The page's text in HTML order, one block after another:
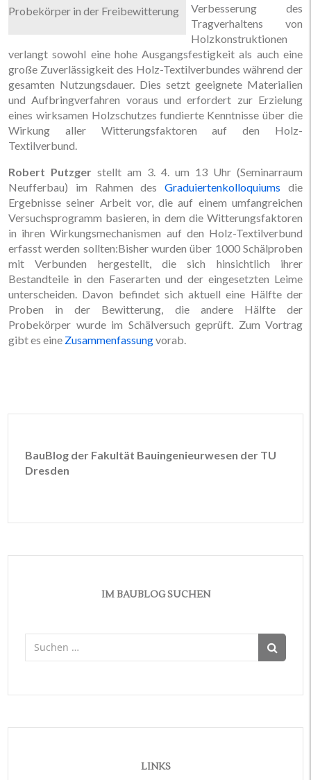
Probekörper in der Freibewitterung
Verbesserung des
Tragverhaltens von
Holzkonstruktionen
verlangt sowohl eine hohe Ausgangsfestigkeit als auch eine
große Zuverlässigkeit des Holz-Textilverbundes während der
gesamten Nutzungsdauer. Dies setzt geeignete Materialien
und Aufbringverfahren voraus und erfordert zur Erzielung
eines wirksamen Holzschutzes fundierte Kenntnisse über die
Wirkung aller Witterungsfaktoren auf den Holz-
Textilverbund.
Robert Putzger stellt am 3. 4. um 13 Uhr (Seminarraum
Neufferbau) im Rahmen desGraduiertenkolloquiums die
Ergebnisse seiner Arbeit vor, die auf einem umfangreichen
Versuchsprogramm basieren, in dem die Witterungsfaktoren
in ihren Wirkungsmechanismen auf den Holz-Textilverbund
erfasst werden sollten:Bisher wurden über 1000 Schälproben
mit Verbunden hergestellt, die sich hinsichtlich ihrer
Bestandteile in den Faserarten und der eingesetzten Leime
unterscheiden. Davon befindet sich aktuell eine Hälfte der
Proben in der Bewitterung, die andere Hälfte der
Probekörper wurde im Schälversuch geprüft. Zum Vortrag
gibt es eine Zusammenfassungvorab.
BauBlog der Fakultät Bauingenieurwesen der TU
Dresden
IM BAUBLOG SUCHEN
Suchen
nach:
LINKS